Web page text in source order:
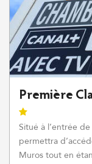
Première
Situé à l’entrée
permettra
Muros tout en